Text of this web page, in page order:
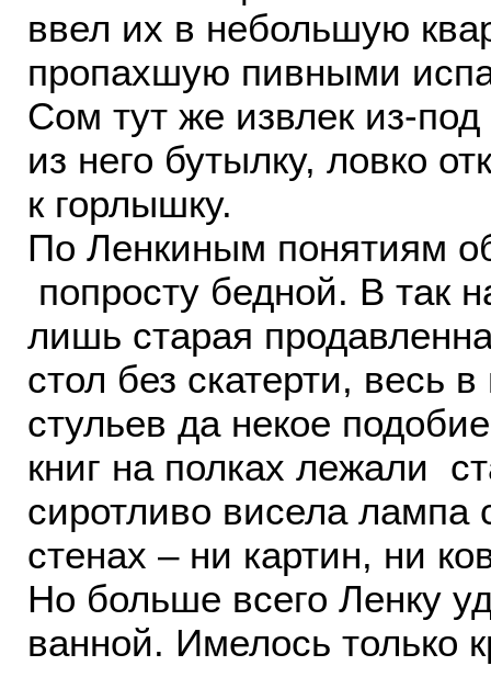
ввел их в небольшую
пропахшую пивными
Сом тут же извлек из-
из него бутылку, ловко
к горлышку.
По Ленкиным понятиям
попросту бедной. В так
лишь старая
стол без скатерти, весь
стульев да некое
книг на полках лежали
сиротливо висела
стенах – ни картин, ни
Но больше всего Ленку
ванной. Имелось только